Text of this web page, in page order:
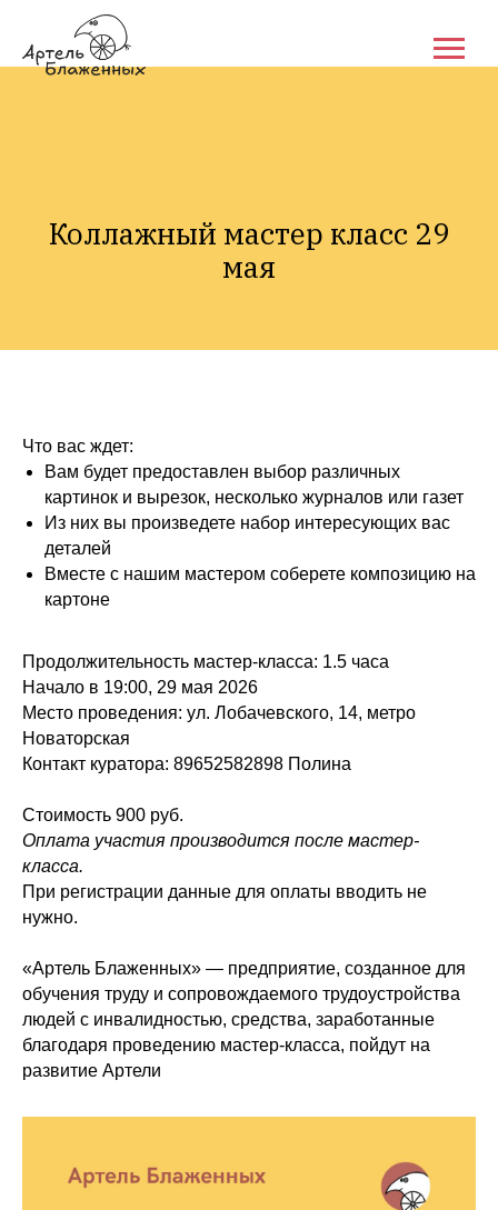
Коллажный мастер класс 29
мая
Что вас ждет:
Вам будет предоставлен выбор различных
картинок и вырезок, несколько журналов или газет
Из них вы произведете набор интересующих вас
деталей
Вместе с нашим мастером соберете композицию на
картоне
Продолжительность мастер-класса: 1.5 часа
Начало в 19:00, 29 мая 2026
Место проведения: ул. Лобачевского, 14, метро
Новаторская
Контакт куратора: 89652582898 Полина
Стоимость 900 руб.
Оплата участия производится после мастер-
класса.
При регистрации данные для оплаты вводить не
нужно.
«Артель Блаженных» — предприятие, созданное для
обучения труду и сопровождаемого трудоустройства
людей с инвалидностью, средства, заработанные
благодаря проведению мастер-класса, пойдут на
развитие Артели